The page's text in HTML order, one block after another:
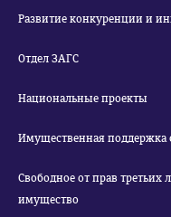
Развитие конкуренции и
Отдел ЗАГС
Национальные проекты
Имущественная поддержка
Свободное от прав третьих
имущество